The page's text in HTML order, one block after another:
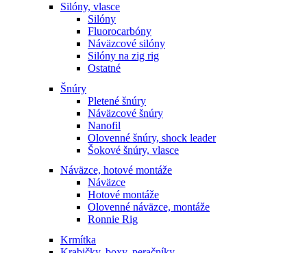
Silóny, vlasce
Silóny
Fluorocarbóny
Náväzcové silóny
Silóny na zig rig
Ostatné
Šnúry
Pletené šnúry
Náväzcové šnúry
Nanofil
Olovenné šnúry, shock leader
Šokové šnúry, vlasce
Náväzce, hotové montáže
Náväzce
Hotové montáže
Olovenné náväzce, montáže
Ronnie Rig
Krmítka